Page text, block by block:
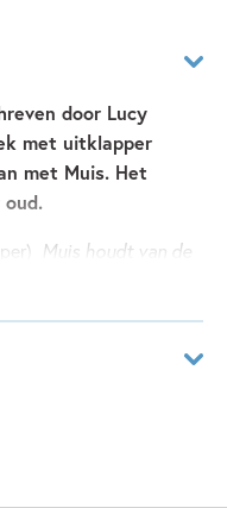
door Lucy
met uitklapper
met Muis. Het
Muis houdt van de
jaar schrijft over Muis,
komt. Dus Muis
zijn dieren, van
heerlijk zoekboek!